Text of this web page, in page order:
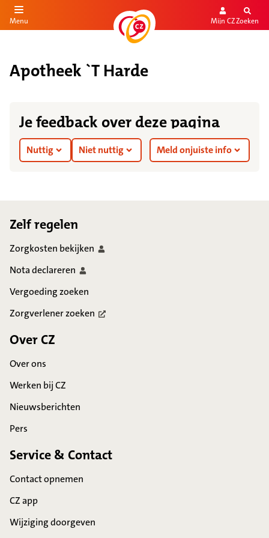
de inhoud
Menu Mijn CZZoeken
Apotheek `T Harde
Je feedback over deze pagina
Nuttig Niet nuttig Meld onjuiste info
Zelf regelen
Zorgkosten bekijken
Notadeclareren
Vergoeding zoeken
Zorgverlenerzoeken
Over CZ
Over ons
Werken bij CZ
Nieuwsberichten
Pers
Service & Contact
Contact opnemen
CZ app
Wijziging doorgeven